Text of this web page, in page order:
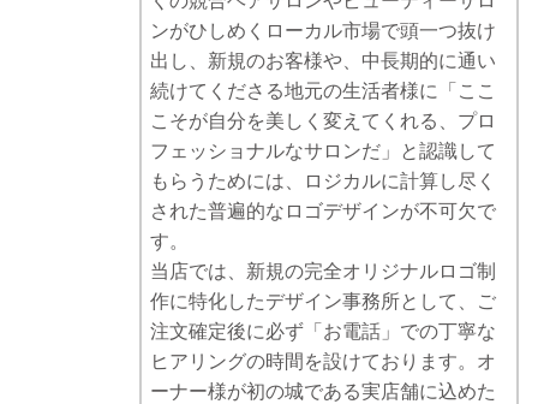
ンがひしめくローカル市場で頭一つ抜け
出し、新規のお客様や、中長期的に通い
続けてくださる地元の生活者様に「ここ
こそが自分を美しく変えてくれる、プロ
フェッショナルなサロンだ」と認識して
もらうためには、ロジカルに計算し尽く
された普遍的なロゴデザインが不可欠で
す。
当店では、新規の完全オリジナルロゴ制
作に特化したデザイン事務所として、ご
注文確定後に必ず「お電話」での丁寧な
ヒアリングの時間を設けております。オ
ーナー様が初の城である実店舗に込めた